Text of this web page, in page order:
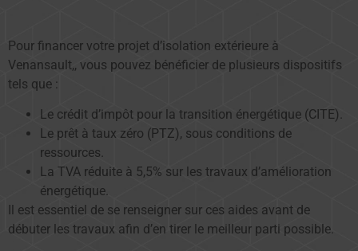
Pour financer votre projet d’isolation extérieure à
Venansault,, vous pouvez bénéficier de plusieurs dispositifs
tels que :
Le crédit d’impôt pour la transition énergétique (CITE).
Le prêt à taux zéro (PTZ), sous conditions de
ressources.
La TVA réduite à 5,5% sur les travaux d’amélioration
énergétique.
Il est essentiel de se renseigner sur ces aides avant de
débuter les travaux afin d’en tirer le meilleur parti possible.